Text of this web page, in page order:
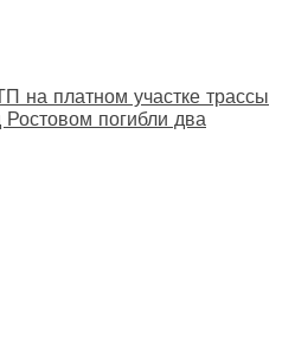
на платном участке трассы
погибли два